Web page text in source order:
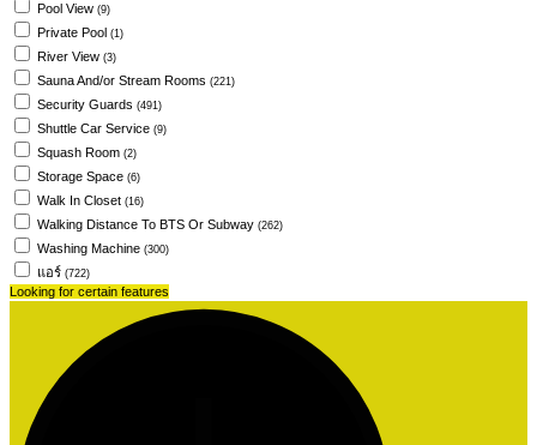
Pool View (9)
Private Pool (1)
River View (3)
Sauna And/or Stream Rooms (221)
Security Guards (491)
Shuttle Car Service (9)
Squash Room (2)
Storage Space (6)
Walk In Closet (16)
Walking Distance To BTS Or Subway (262)
Washing Machine (300)
แอร์ (722)
Looking for certain features